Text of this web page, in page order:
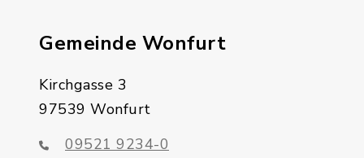
Gemeinde Wonfurt
Kirchgasse 3
97539 Wonfurt
09521 9234-0